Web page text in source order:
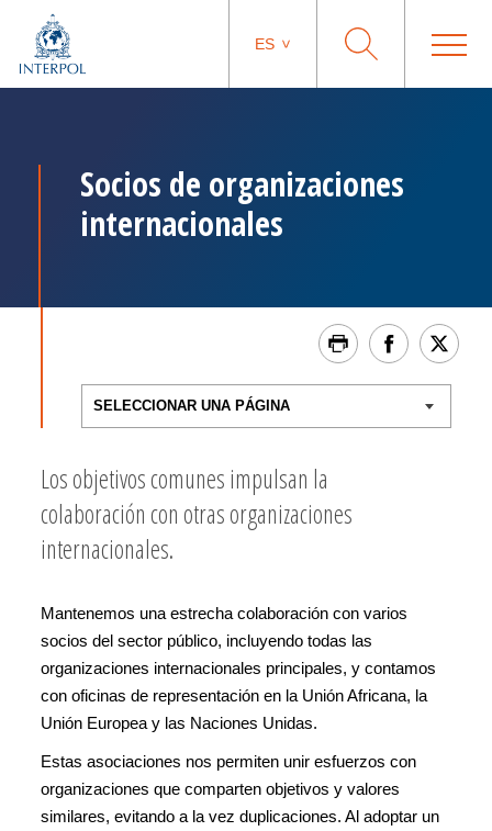
ES
Socios de organizaciones
internacionales
Los objetivos comunes impulsan la
colaboración con otras organizaciones
internacionales.
Mantenemos una estrecha colaboración con varios
socios del sector público, incluyendo todas las
organizaciones internacionales principales, y contamos
con oficinas de representación en la Unión Africana, la
Unión Europea y las Naciones Unidas.
Estas asociaciones nos permiten unir esfuerzos con
organizaciones que comparten objetivos y valores
similares, evitando a la vez duplicaciones. Al adoptar un